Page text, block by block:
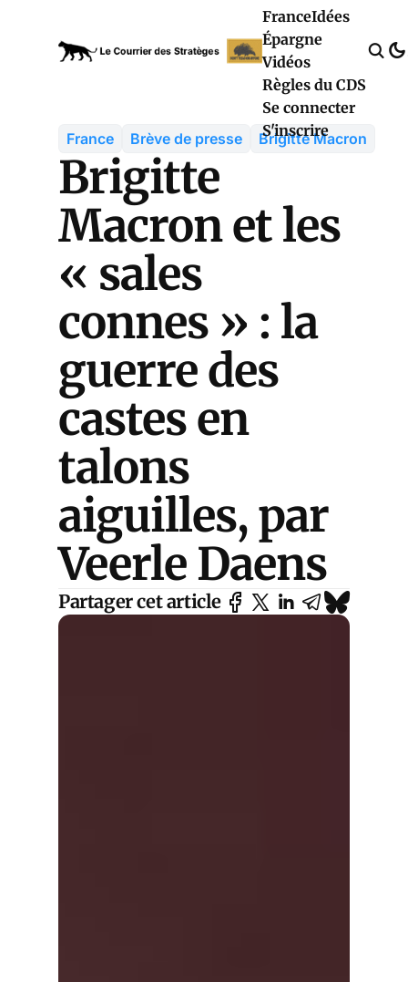
FranceIdées
Épargne
Vidéos
Règles du CDS
Se connecter
S'inscrire
France Brève de presse Brigitte Macron
Brigitte
Macron et les
« sales
connes » : la
guerre des
castes en
talons
aiguilles, par
Veerle Daens
Partager cet article